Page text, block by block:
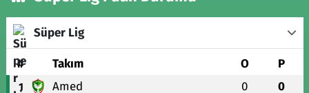
Süper Lig
# Takım O P
1 Amed 0 0